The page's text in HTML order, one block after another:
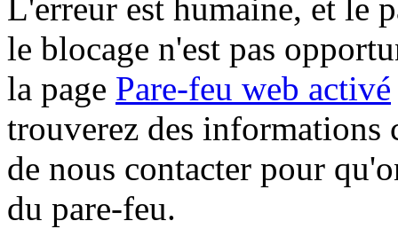
L'erreur est humaine, et le
le blocage n'est pas
la page Pare-feu web activé
trouverez des informations
de nous contacter pour
du pare-feu.